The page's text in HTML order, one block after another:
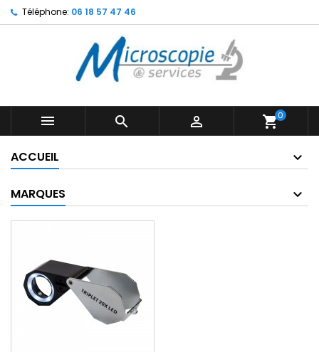
Téléphone: 06 18 57 47 46
   shopping_cart0
ACCUEIL
MARQUES